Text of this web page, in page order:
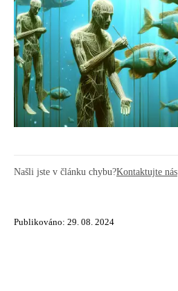
Našli jste v článku chybu?Kontaktujte nás
Publikováno: 29. 08. 2024